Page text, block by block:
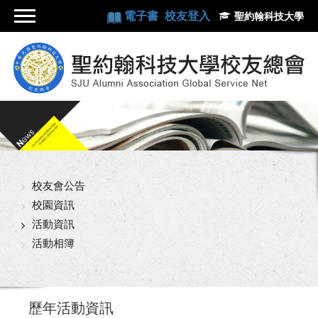
電子書 校友登入 聖約翰科技大學
校友會公告
校園資訊
活動資訊
活動相簿
歷年活動資訊